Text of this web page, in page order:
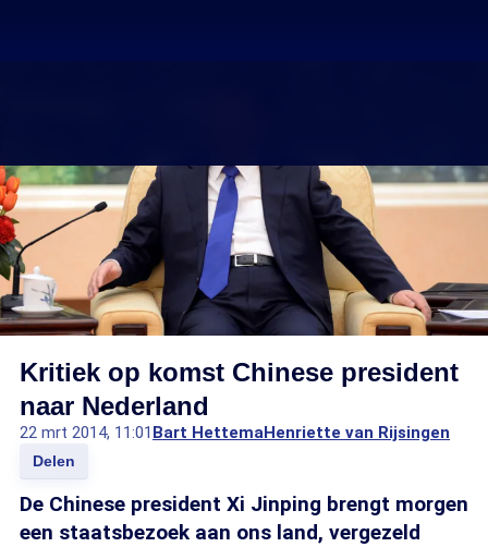
Kritiek op komst Chinese president
naar Nederland
22 mrt 2014, 11:01 Bart HettemaHenriette van Rijsingen
Delen
De Chinese president Xi Jinping brengt morgen
een staatsbezoek aan ons land, vergezeld